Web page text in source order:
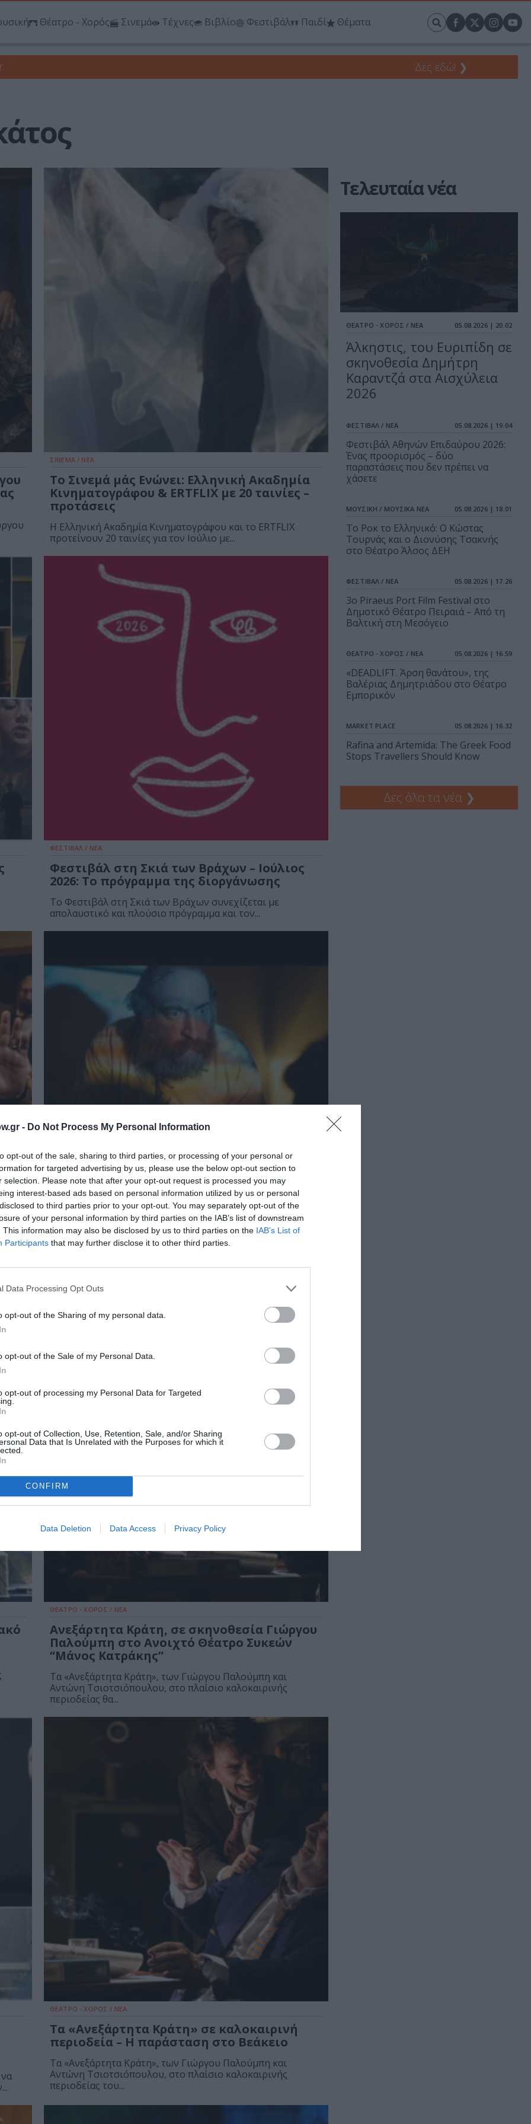
- Do Not Process My Personal Information
opt-out of the sale, sharing to third parties, or processing of your personal or
for targeted advertising by us, please use the below opt-out section to
selection. Please note that after your opt-out request is processed you may
interest-based ads based on personal information utilized by us or personal
to third parties prior to your opt-out. You may separately opt-out of the
of your personal information by third parties on the IAB’s list of downstream
This information may also be disclosed by us to third parties on the IAB’s List of
Participants that may further disclose it to other third parties.
Data Processing Opt Outs
opt-out of the Sharing of my personal data.
opt-out of the Sale of my Personal Data.
opt-out of processing my Personal Data for Targeted
opt-out of Collection, Use, Retention, Sale, and/or Sharing
Data that Is Unrelated with the Purposes for which it
CONFIRM
Data Deletion Data Access Privacy Policy
Θέατρο - Χορός Σινεμά Τέχνες Βιβλίο Φεστιβάλ Παιδί Θέματα
Δες εδώ! ❯
ΣΙΝΕΜΑ / ΝΕΑ
Το Σινεμά μάς Ενώνει: Ελληνική Ακαδημία
Κινηματογράφου & ERTFLIX με 20 ταινίες –
προτάσεις
Η Ελληνική Ακαδημία Κινηματογράφου και το ERTFLIX
προτείνουν 20 ταινίες για τον Ιούλιο με...
ΦΕΣΤΙΒΑΛ / ΝΕΑ
Φεστιβάλ στη Σκιά των Βράχων – Ιούλιος
2026: Το πρόγραμμα της διοργάνωσης
Το Φεστιβάλ στη Σκιά των Βράχων συνεχίζεται με
απολαυστικό και πλούσιο πρόγραμμα και τον...
ΣΙΝΕΜΑ / ΝΕΑ
«ΕΛΛΑΔΑ 3.0» : Τρεις ταινίες μικρού μήκους
ιστορίες - τρεις σκηνοθετικές ματιές από την...
ΘΕΑΤΡΟ - ΧΟΡΟΣ / ΝΕΑ
Ανεξάρτητα Κράτη, σε σκηνοθεσία Γιώργου
Παλούμπη στο Ανοιχτό Θέατρο Συκεών
“Μάνος Κατράκης”
Τα «Ανεξάρτητα Κράτη», των Γιώργου Παλούμπη και
Αντώνη Τσιοτσιόπουλου, στο πλαίσιο καλοκαιρινής
περιοδείας θα...
ΘΕΑΤΡΟ - ΧΟΡΟΣ / ΝΕΑ
Τα «Ανεξάρτητα Κράτη» σε καλοκαιρινή
περιοδεία – Η παράσταση στο Βεάκειο
Τα «Ανεξάρτητα Κράτη», των Γιώργου Παλούμπη και
Αντώνη Τσιοτσιόπουλου, στο πλαίσιο καλοκαιρινής
περιοδείας του...
Τελευταία νέα
ΘΕΑΤΡΟ - ΧΟΡΟΣ / ΝΕΑ 05.08.2026 | 20.02
Άλκηστις, του Ευριπίδη σε
σκηνοθεσία Δημήτρη
Καραντζά στα Αισχύλεια
2026
ΦΕΣΤΙΒΑΛ / ΝΕΑ 05.08.2026 | 19.04
Φεστιβάλ Αθηνών Επιδαύρου 2026:
Ένας προορισμός – δύο
παραστάσεις που δεν πρέπει να
χάσετε
ΜΟΥΣΙΚΗ / ΜΟΥΣΙΚΑ ΝΕΑ 05.08.2026 | 18.01
Το Ροκ το Ελληνικό: Ο Κώστας
Τουρνάς και ο Διονύσης Τσακνής
στο Θέατρο Άλσος ΔΕΗ
ΦΕΣΤΙΒΑΛ / ΝΕΑ 05.08.2026 | 17.26
3o Piraeus Port Film Festival στο
Δημοτικό Θέατρο Πειραιά – Από τη
Βαλτική στη Μεσόγειο
ΘΕΑΤΡΟ - ΧΟΡΟΣ / ΝΕΑ 05.08.2026 | 16.59
«DEADLIFT. Άρση θανάτου», της
Βαλέριας Δημητριάδου στο Θέατρο
Εμπορικόν
MARKET PLACE 05.08.2026 | 16.32
Rafina and Artemida: The Greek Food
Stops Travellers Should Know
Δες όλα τα νέα ❯